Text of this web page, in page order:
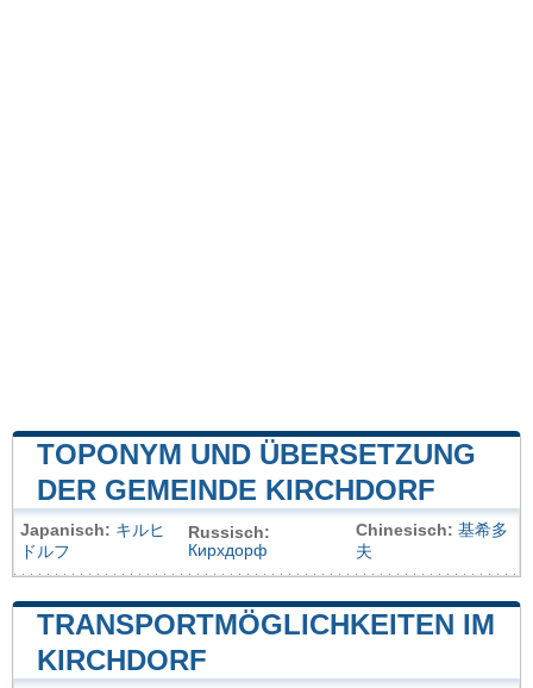
TOPONYM UND ÜBERSETZUNG
DER GEMEINDE KIRCHDORF
Japanisch: キルヒ
ドルフ
Russisch:
Кирхдорф
Chinesisch: 基希多
夫
TRANSPORTMÖGLICHKEITEN IM
KIRCHDORF